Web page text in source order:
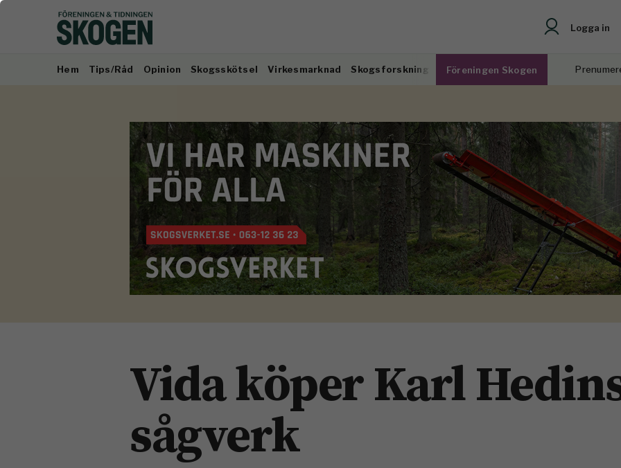
Logga in
Hem Tips/Råd Opinion Skogsskötsel Virkesmarknad Skogsforskning Föreningen Skogen
Vida köper Karl
sågverk